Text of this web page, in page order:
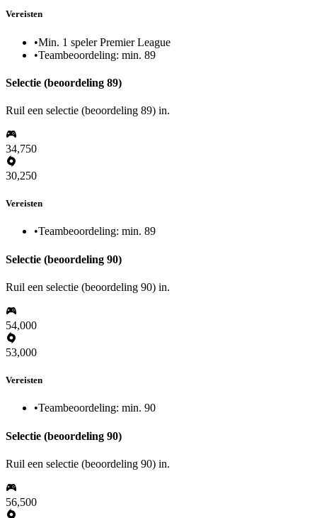
Vereisten
•Min. 1 speler Premier League
•Teambeoordeling: min. 89
Selectie (beoordeling 89)
Ruil een selectie (beoordeling 89) in.
34,750
30,250
Vereisten
•Teambeoordeling: min. 89
Selectie (beoordeling 90)
Ruil een selectie (beoordeling 90) in.
54,000
53,000
Vereisten
•Teambeoordeling: min. 90
Selectie (beoordeling 90)
Ruil een selectie (beoordeling 90) in.
56,500